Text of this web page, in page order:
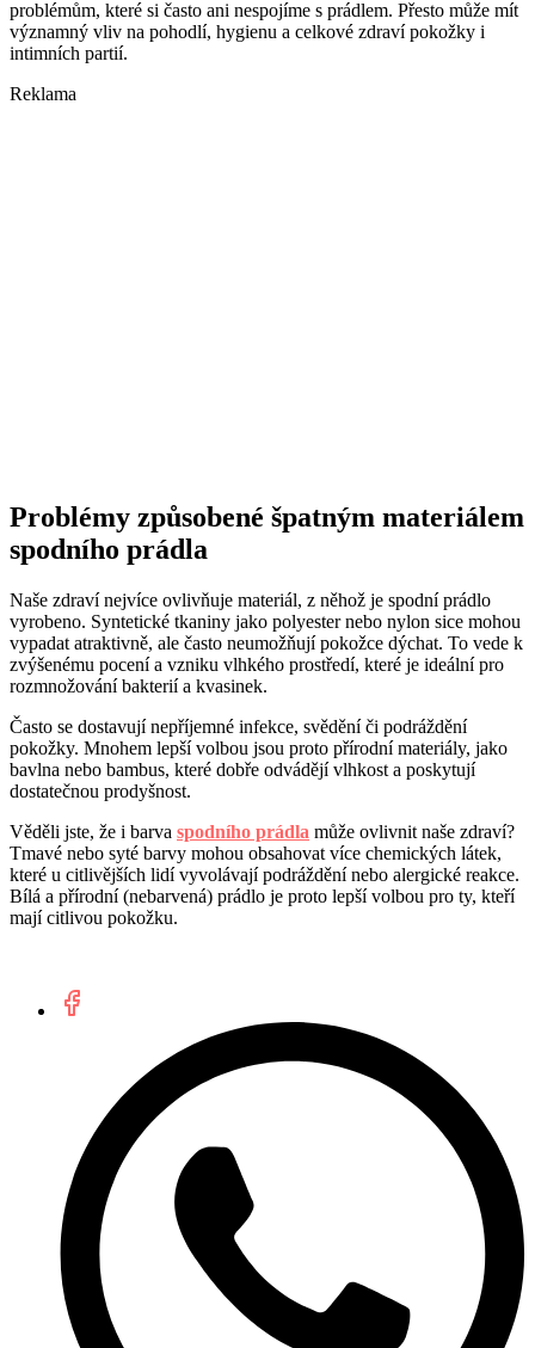
problémům, které si často ani nespojíme s prádlem. Přesto může mít
významný vliv na pohodlí, hygienu a celkové zdraví pokožky i
intimních partií.
Reklama
Problémy způsobené špatným materiálem
spodního prádla
Naše zdraví nejvíce ovlivňuje materiál, z něhož je spodní prádlo
vyrobeno. Syntetické tkaniny jako polyester nebo nylon sice mohou
vypadat atraktivně, ale často neumožňují pokožce dýchat. To vede k
zvýšenému pocení a vzniku vlhkého prostředí, které je ideální pro
rozmnožování bakterií a kvasinek.
Často se dostavují nepříjemné infekce, svědění či podráždění
pokožky. Mnohem lepší volbou jsou proto přírodní materiály, jako
bavlna nebo bambus, které dobře odvádějí vlhkost a poskytují
dostatečnou prodyšnost.
Věděli jste, že i barva spodního prádla může ovlivnit naše zdraví?
Tmavé nebo syté barvy mohou obsahovat více chemických látek,
které u citlivějších lidí vyvolávají podráždění nebo alergické reakce.
Bílá a přírodní (nebarvená) prádlo je proto lepší volbou pro ty, kteří
mají citlivou pokožku.